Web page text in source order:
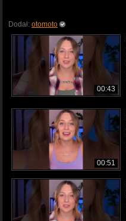
Dodał: otomoto
00:43
00:51